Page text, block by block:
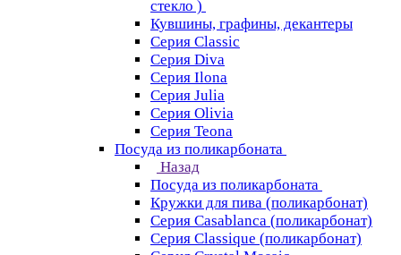
стекло )
Кувшины, графины, декантеры
Серия Classic
Серия Diva
Серия Ilona
Серия Julia
Серия Olivia
Серия Teona
Посуда из поликарбоната
Назад
Посуда из поликарбоната
Кружки для пива (поликарбонат)
Серия Casablanсa (поликарбонат)
Серия Classique (поликарбонат)